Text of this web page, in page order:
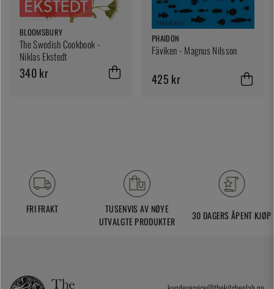
BLOOMSBURY
The Swedish Cookbook -
Niklas Ekstedt
340 kr
PHAIDON
Fäviken - Magnus Nilsson
425 kr
FRI FRAKT
TUSENVIS AV NØYE
UTVALGTE PRODUKTER
30 DAGERS ÅPENT KJØP